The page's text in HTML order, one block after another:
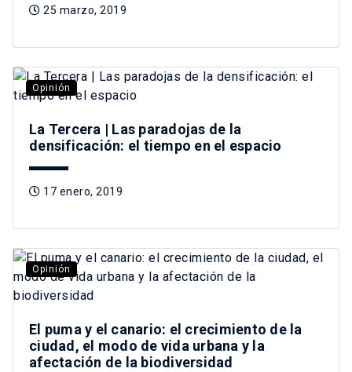
25 marzo, 2019
Opinión
La Tercera | Las paradojas de la
densificación: el tiempo en el espacio
17 enero, 2019
Opinión
El puma y el canario: el crecimiento de la
ciudad, el modo de vida urbana y la
afectación de la biodiversidad